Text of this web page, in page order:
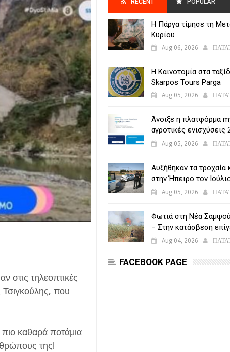
στις τηλεοπτικές
που
καθαρά ποτάμια
της!
RECENT POPULAR
POSTS
Η Πάργα τίμησε τη
Κυρίου
Aug 06, 2026
Η Καινοτομία στα
Skarpos Tours Parga
Aug 05, 2026
Άνοιξε η πλατφόρμα
αγροτικές
υποβάλλεται η Ενιαία
Aug 05, 2026
Αυξήθηκαν τα τροχαία
στην Ήπειρο τον
5.500 παραβάσεις
Aug 05, 2026
Φωτιά στη Νέα
– Στην κατάσβεση
εναέριες δυνάμεις
Aug 04, 2026
FACEBOOK PAGE